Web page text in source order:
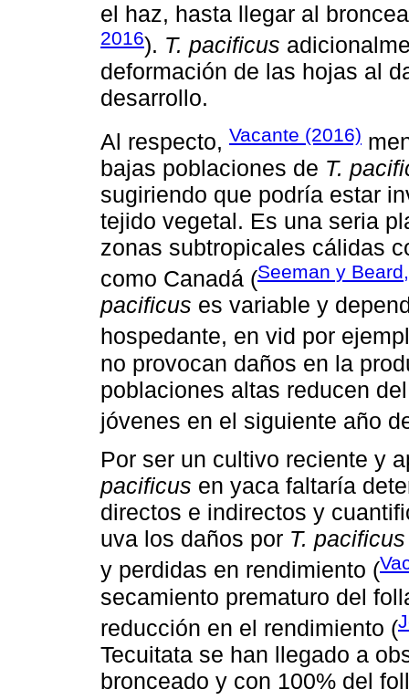
el haz, hasta llegar al
2016). T. pacificus
deformación de las hojas al
desarrollo.
Al respecto, Vacante (2016)
bajas poblaciones de T.
sugiriendo que podría estar
tejido vegetal. Es una seria
zonas subtropicales cálidas
como Canadá (Seeman y
pacificus es variable y
hospedante, en vid por
no provocan daños en la
poblaciones altas reducen
jóvenes en el siguiente año
Por ser un cultivo reciente y
pacificus en yaca faltaría
directos e indirectos y
uva los daños por T. pacificus
y perdidas en rendimiento (
secamiento prematuro del
reducción en el rendimiento (
Tecuitata se han llegado a
bronceado y con 100% del